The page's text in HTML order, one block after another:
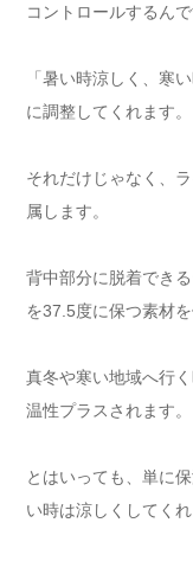
コントロールするんで
「暑い時涼しく、寒
に調整してくれます。
それだけじゃなく、
属します。
背中部分に脱着でき
を37.5度に保つ素材を
真冬や寒い地域へ行
温性プラスされます。
とはいっても、単に
い時は涼しくしてく